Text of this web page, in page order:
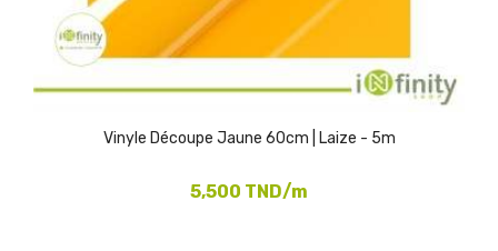
Vinyle Découpe Jaune 60cm | Laize - 5m
5,500 TND/m